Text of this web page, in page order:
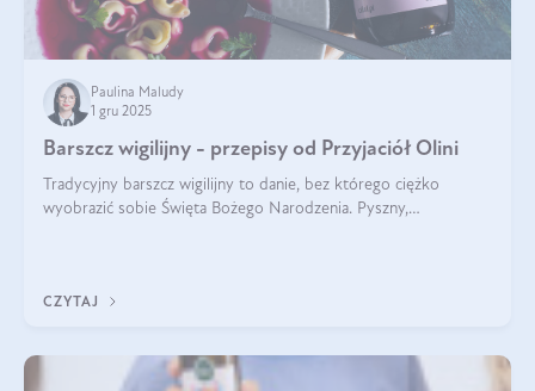
Paulina Maludy
1 gru 2025
Barszcz wigilijny - przepisy od Przyjaciół Olini
Tradycyjny barszcz wigilijny to danie, bez którego ciężko
wyobrazić sobie Święta Bożego Narodzenia. Pyszny,
CZYTAJ